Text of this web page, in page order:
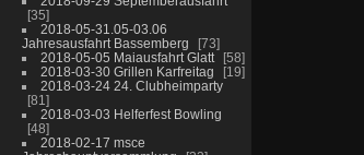
35
2018-05-31.05-03.06
Jahresausfahrt Bassemberg
73
2018-05-05 Maiausfahrt Glatt
58
2018-03-30 Grillen Karfreitag
19
2018-03-24 24. Clubheimparty
81
2018-03-03 Helferfest Bowling
48
2018-02-17 msce